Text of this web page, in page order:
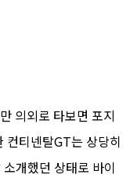
의외로 타보면 포지
컨티넨탈GT는 상당히
개했던 상태로 바이